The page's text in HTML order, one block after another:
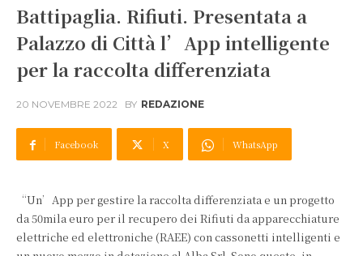
Battipaglia. Rifiuti. Presentata a
Palazzo di Città l’App intelligente
per la raccolta differenziata
20 NOVEMBRE 2022 BY REDAZIONE
Facebook X WhatsApp
“Un’App per gestire la raccolta differenziata e un progetto
da 50mila euro per il recupero dei Rifiuti da apparecchiature
elettriche ed elettroniche (RAEE) con cassonetti intelligenti e